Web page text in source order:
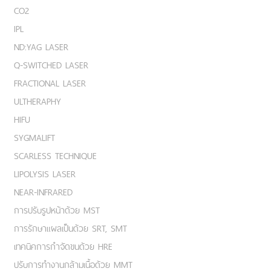
CO2
IPL
ND:YAG LASER
Q-SWITCHED LASER
FRACTIONAL LASER
ULTHERAPHY
HIFU
SYGMALIFT
SCARLESS TECHNIQUE
LIPOLYSIS LASER
NEAR-INFRARED
การปรับรูปหน้าด้วย MST
การรักษาแผลเป็นด้วย SRT, SMT
เทคนิคการกำจัดขนด้วย HRE
ปรับการทำงานกล้ามเนื้อด้วย MMT